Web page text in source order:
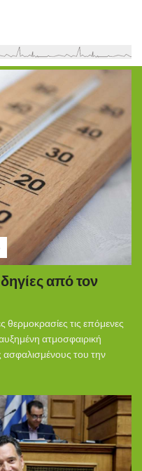
από τον
τις επόμενες
ατμοσφαιρική
του την